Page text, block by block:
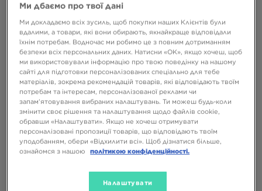
Ми дбаємо про твої дані
Ми докладаємо всіх зусиль, щоб покупки наших Клієнтів були
вдалими, а товари, які вони обирають, якнайкраще відповідали
їхнім потребам. Водночас ми робимо це з повним дотриманням
безпеки всіх персональних даних. Натисни «OK», якщо хочеш, щоб
ми використовували інформацію про твою поведінку на нашому
сайті для підготовки персоналізованих спеціально для тебе
матеріалів, зокрема рекомендацій товарів, які відповідають твоїм
потребам та інтересам, персоналізованої реклами чи
запам’ятовування вибраних налаштувань. Ти можеш будь-коли
змінити своє рішення та налаштування щодо файлів cookie,
обравши «Налаштувати». Якщо не хочеш отримувати
персоналізовані пропозиції товарів, що відповідають твоїм
уподобанням, обери «Відхилити всі». Щоб дізнатися більше,
ознайомся з нашою
політикою конфіденційності.
Налаштувати